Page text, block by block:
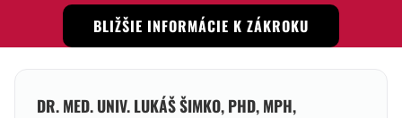
BLIŽŠIE INFORMÁCIE K ZÁKROKU
DR. MED. UNIV. LUKÁŠ ŠIMKO, PHD, MPH,